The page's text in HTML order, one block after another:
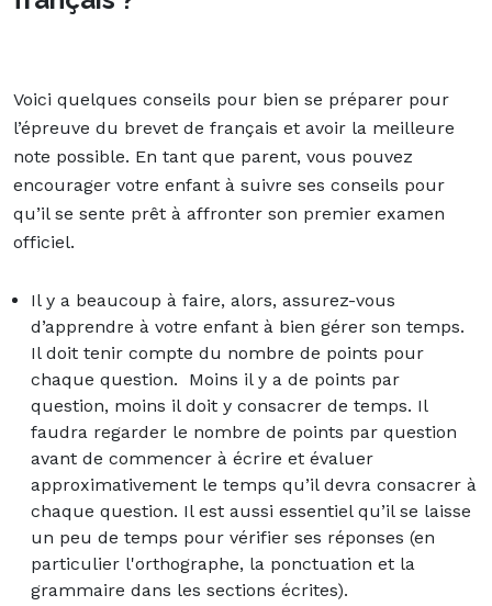
Voici quelques conseils pour bien se préparer pour
l’épreuve du brevet de français et avoir la meilleure
note possible. En tant que parent, vous pouvez
encourager votre enfant à suivre ses conseils pour
qu’il se sente prêt à affronter son premier examen
officiel.
Il y a beaucoup à faire, alors, assurez-vous
d’apprendre à votre enfant à bien gérer son temps.
Il doit tenir compte du nombre de points pour
chaque question. Moins il y a de points par
question, moins il doit y consacrer de temps. Il
faudra regarder le nombre de points par question
avant de commencer à écrire et évaluer
approximativement le temps qu’il devra consacrer à
chaque question. Il est aussi essentiel qu’il se laisse
un peu de temps pour vérifier ses réponses (en
particulier l'orthographe, la ponctuation et la
grammaire dans les sections écrites).